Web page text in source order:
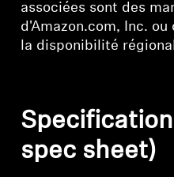
associées sont des
d'Amazon.com, Inc.
la disponibilité
spec sheet)